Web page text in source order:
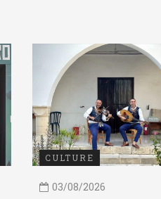
CULTURE
03/08/2026